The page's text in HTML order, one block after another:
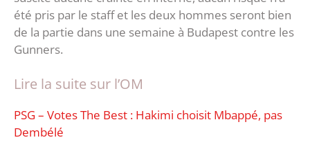
été pris par le staff et les deux hommes seront bien
de la partie dans une semaine à Budapest contre les
Gunners.
Lire la suite sur l’OM
PSG – Votes The Best : Hakimi choisit Mbappé, pas
Dembélé